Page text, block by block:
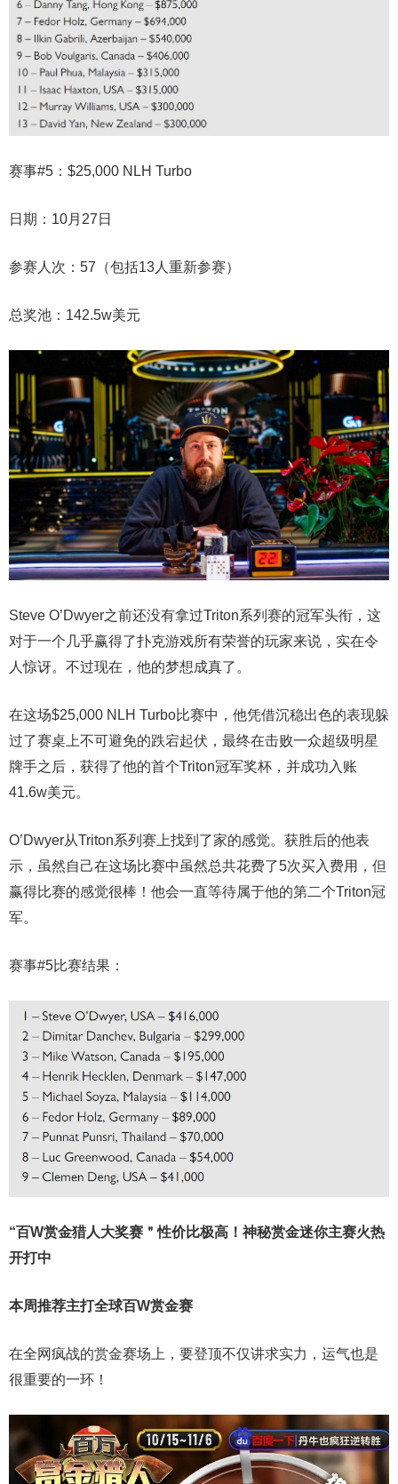
赛事#5：$25,000 NLH Turbo
日期：10月27日
参赛人次：57（包括13人重新参赛）
总奖池：142.5w美元
Steve O’Dwyer之前还没有拿过Triton系列赛的冠军头衔，这
对于一个几乎赢得了扑克游戏所有荣誉的玩家来说，实在令
人惊讶。不过现在，他的梦想成真了。
在这场$25,000 NLH Turbo比赛中，他凭借沉稳出色的表现躲
过了赛桌上不可避免的跌宕起伏，最终在击败一众超级明星
牌手之后，获得了他的首个Triton冠军奖杯，并成功入账
41.6w美元。
O’Dwyer从Triton系列赛上找到了家的感觉。获胜后的他表
示，虽然自己在这场比赛中虽然总共花费了5次买入费用，但
赢得比赛的感觉很棒！他会一直等待属于他的第二个Triton冠
军。
赛事#5比赛结果：
“百W赏金猎人大奖赛＂性价比极高！ 神秘赏金迷你主赛火热
开打中
本周推荐主打全球百W赏金赛
在全网疯战的赏金赛场上，要登顶不仅讲求实力，运气也是
很重要的一环！